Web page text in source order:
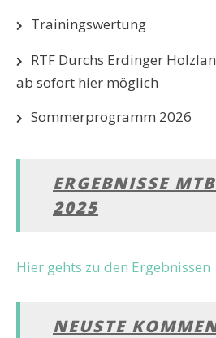
Trainingswertung
RTF Durchs Erdinger
ab sofort hier möglich
Sommerprogramm 2026
ERGEBNISSE
2025
Hier gehts zu den Ergebnissen
NEUSTE